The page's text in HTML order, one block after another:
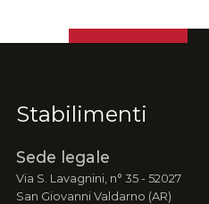
Stabilimenti
Sede legale
Via S. Lavagnini, n° 35 - 52027
San Giovanni Valdarno (AR)